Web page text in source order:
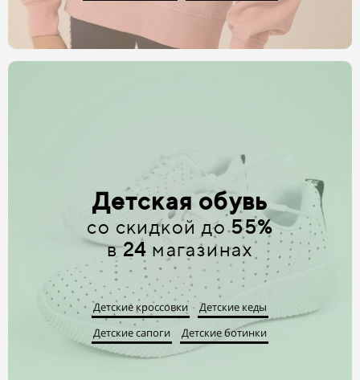
Детская обувь
со скидкой до55%
в24 магазинах
Детские кроссовки
Детские кеды
Детские сапоги
Детские ботинки